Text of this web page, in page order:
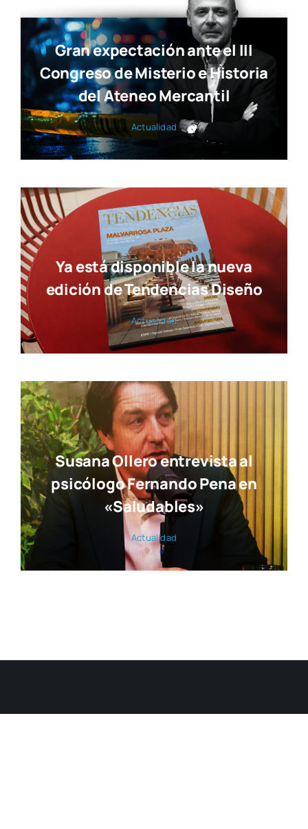
Gran expectación ante el III
Congreso de Misterio e Historia
del Ateneo Mercantil
Actua­li­dad
Ya está disponible la nueva
edición de Tendencias Diseño
Actua­li­dad
Susana Ollero entrevista al
psicólogo Fernando Pena en
«Saludables»
Actua­li­dad